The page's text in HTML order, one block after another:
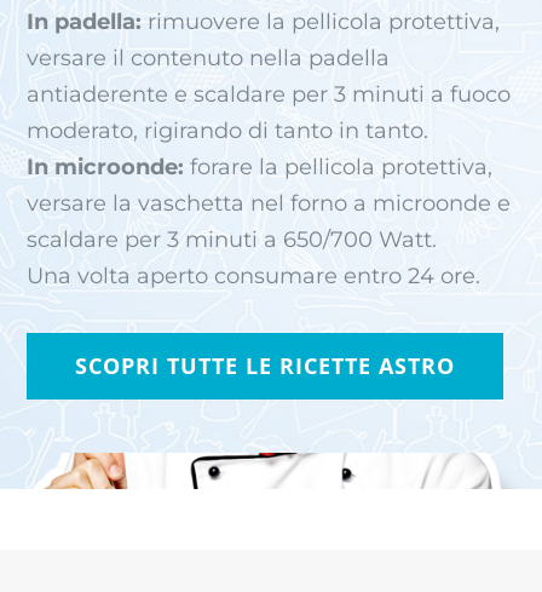
In padella: rimuovere la pellicola protettiva,
versare il contenuto nella padella
antiaderente e scaldare per 3 minuti a fuoco
moderato, rigirando di tanto in tanto.
In microonde: forare la pellicola protettiva,
versare la vaschetta nel forno a microonde e
scaldare per 3 minuti a 650/700 Watt.
Una volta aperto consumare entro 24 ore.
SCOPRI TUTTE LE RICETTE ASTRO